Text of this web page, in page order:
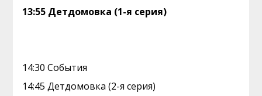
13:55 Детдомовка (1-я серия)
14:30 События
14:45 Детдомовка (2-я серия)